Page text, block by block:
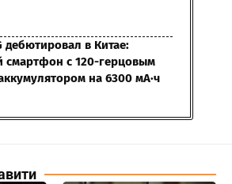
дебютировал в Китае:
с 120-герцовым
на 6300 мА·ч